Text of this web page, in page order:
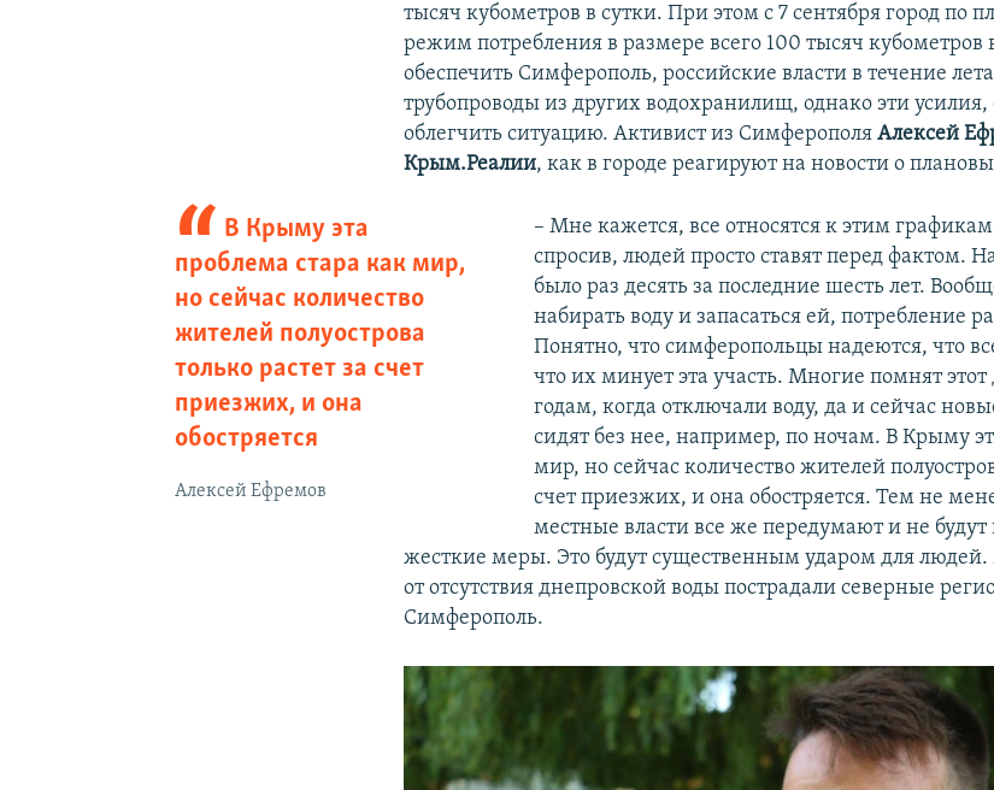
тысяч кубометров в сутки. При этом с 7 сентября город по
режим потребления в размере всего 100 тысяч кубометров
обеспечить Симферополь, российские власти в течение
трубопроводы из других водохранилищ, однако эти
облегчить ситуацию. Активист из СимферополяАлексей
Крым.Реалии, как в городе реагируют на новости о
В Крыму эта
проблема стара как мир,
но сейчас количество
жителей полуострова
только растет за счет
приезжих, и она
обостряется
Алексей Ефремов
– Мне кажется, все относятся к этим
спросив, людей просто ставят перед фактом.
было раз десять за последние шесть лет.
набирать воду и запасаться ей, потребление
Понятно, что симферопольцы надеются, что
что их минует эта участь. Многие помнят
годам, когда отключали воду, да и сейчас
сидят без нее, например, по ночам. В Крыму
мир, но сейчас количество жителей
счет приезжих, и она обостряется. Тем не
местные власти все же передумают и не будут
жесткие меры. Это будут существенным ударом для
от отсутствия днепровской воды пострадали северные
Симферополь.